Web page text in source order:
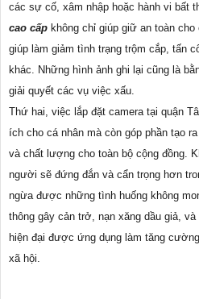
các sự cố, xâm nhập hoặc hành vi bất
cao cấp không chỉ giúp giữ an toàn
giúp làm giảm tình trạng trộm cắp, tấn
khác. Những hình ảnh ghi lại cũng là
giải quyết các vụ việc xấu.
Thứ hai, việc lắp đặt camera tại quận
ích cho cá nhân mà còn góp phần tạo
và chất lượng cho toàn bộ cộng đồng.
người sẽ đứng đắn và cẩn trọng hơn
ngừa được những tình huống không
thông gây cản trở, nạn xăng dầu giả,
hiện đại được ứng dụng làm tăng
xã hội.